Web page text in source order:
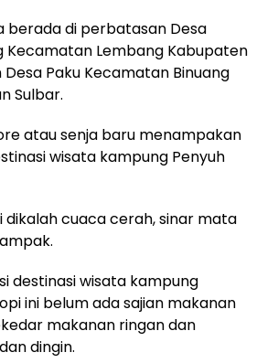
di perbatasan Desa
Kecamatan Lembang Kabupaten
Desa Paku Kecamatan Binuang
Sulbar.
atau senja baru menampakan
wisata kampung Penyuh
dikalah cuaca cerah, sinar mata
destinasi wisata kampung
ini belum ada sajian makanan
makanan ringan dan
dingin.